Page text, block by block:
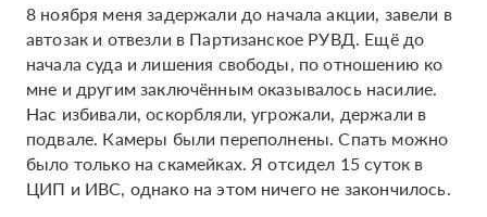
8 ноября меня задержали до начала акции, завели в
автозак и отвезли в Партизанское РУВД. Ещё до
начала суда и лишения свободы, по отношению ко
мне и другим заключённым оказывалось насилие.
Нас избивали, оскорбляли, угрожали, держали в
подвале. Камеры были переполнены. Спать можно
было только на скамейках. Я отсидел 15 суток в
ЦИП и ИВС, однако на этом ничего не закончилось.